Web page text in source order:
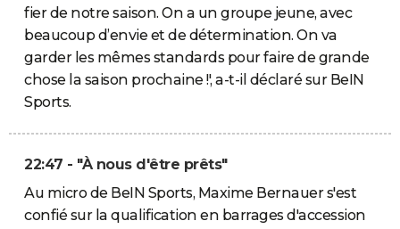
fier de notre saison. On a un groupe jeune, avec
beaucoup d’envie et de détermination. On va
garder les mêmes standards pour faire de grande
chose la saison prochaine !', a-t-il déclaré sur BeIN
Sports.
22:47 - "À nous d'être prêts"
Au micro de BeIN Sports, Maxime Bernauer s'est
confié sur la qualification en barrages d'accession